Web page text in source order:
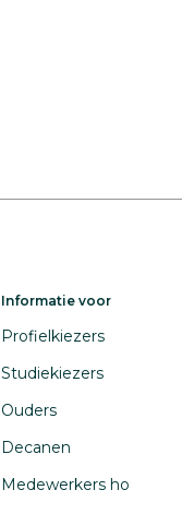
Informatie voor
Profielkiezers
Studiekiezers
Ouders
Decanen
Medewerkers ho